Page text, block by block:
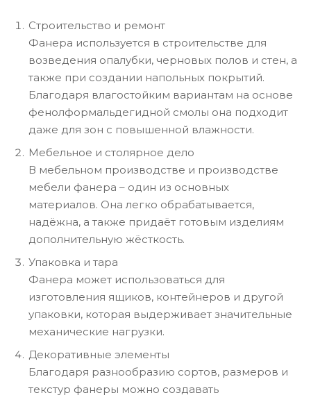
Строительство и ремонт
Фанера используется в строительстве для
возведения опалубки, черновых полов и стен, а
также при создании напольных покрытий.
Благодаря влагостойким вариантам на основе
фенолформальдегидной смолы она подходит
даже для зон с повышенной влажности.
Мебельное и столярное дело
В мебельном производстве и производстве
мебели фанера – один из основных
материалов. Она легко обрабатывается,
надёжна, а также придаёт готовым изделиям
дополнительную жёсткость.
Упаковка и тара
Фанера может использоваться для
изготовления ящиков, контейнеров и другой
упаковки, которая выдерживает значительные
механические нагрузки.
Декоративные элементы
Благодаря разнообразию сортов, размеров и
текстур фанеры можно создавать